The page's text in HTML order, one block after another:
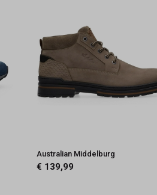
Australian Middelburg
€ 139,99